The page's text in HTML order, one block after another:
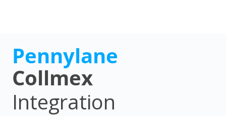
Pennylane
Collmex
Integration